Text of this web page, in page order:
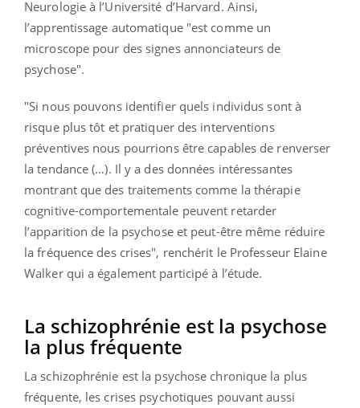
Neurologie à l’Université d’Harvard. Ainsi,
l’apprentissage automatique "est comme un
microscope pour des signes annonciateurs de
psychose".
"Si nous pouvons identifier quels individus sont à
risque plus tôt et pratiquer des interventions
préventives nous pourrions être capables de renverser
la tendance (…). Il y a des données intéressantes
montrant que des traitements comme la thérapie
cognitive-comportementale peuvent retarder
l’apparition de la psychose et peut-être même réduire
la fréquence des crises", renchérit le Professeur Elaine
Walker qui a également participé à l’étude.
La schizophrénie est la psychose
la plus fréquente
La schizophrénie est la psychose chronique la plus
fréquente, les crises psychotiques pouvant aussi